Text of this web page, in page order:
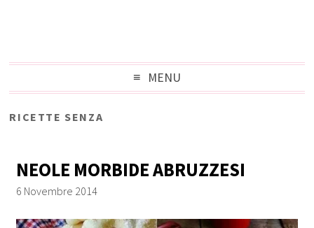
MENU
RICETTE SENZA
NEOLE MORBIDE ABRUZZESI
6 Novembre 2014